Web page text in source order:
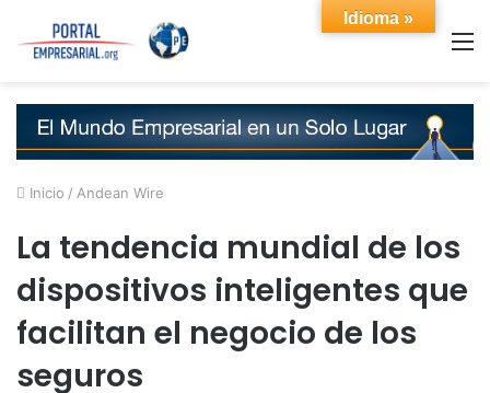
Inicio / Andean Wire
La tendencia mundial de los
dispositivos inteligentes que
facilitan el negocio de los
seguros
Idioma »